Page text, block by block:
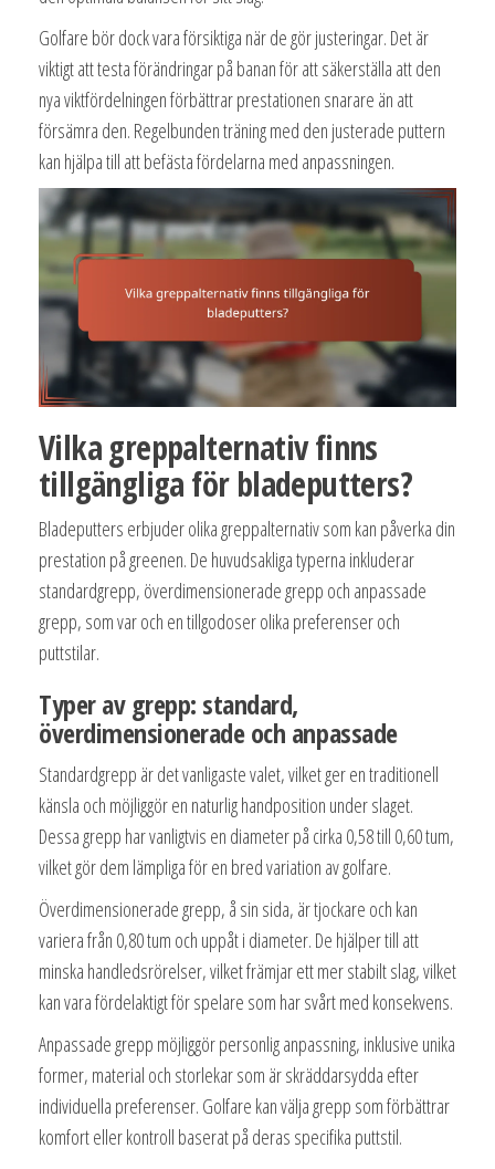
Golfare bör dock vara försiktiga när de gör justeringar. Det är
viktigt att testa förändringar på banan för att säkerställa att den
nya viktfördelningen förbättrar prestationen snarare än att
försämra den. Regelbunden träning med den justerade puttern
kan hjälpa till att befästa fördelarna med anpassningen.
Vilka greppalternativ finns
tillgängliga för bladeputters?
Bladeputters erbjuder olika greppalternativ som kan påverka din
prestation på greenen. De huvudsakliga typerna inkluderar
standardgrepp, överdimensionerade grepp och anpassade
grepp, som var och en tillgodoser olika preferenser och
puttstilar.
Typer av grepp: standard,
överdimensionerade och anpassade
Standardgrepp är det vanligaste valet, vilket ger en traditionell
känsla och möjliggör en naturlig handposition under slaget.
Dessa grepp har vanligtvis en diameter på cirka 0,58 till 0,60 tum,
vilket gör dem lämpliga för en bred variation av golfare.
Överdimensionerade grepp, å sin sida, är tjockare och kan
variera från 0,80 tum och uppåt i diameter. De hjälper till att
minska handledsrörelser, vilket främjar ett mer stabilt slag, vilket
kan vara fördelaktigt för spelare som har svårt med konsekvens.
Anpassade grepp möjliggör personlig anpassning, inklusive unika
former, material och storlekar som är skräddarsydda efter
individuella preferenser. Golfare kan välja grepp som förbättrar
komfort eller kontroll baserat på deras specifika puttstil.